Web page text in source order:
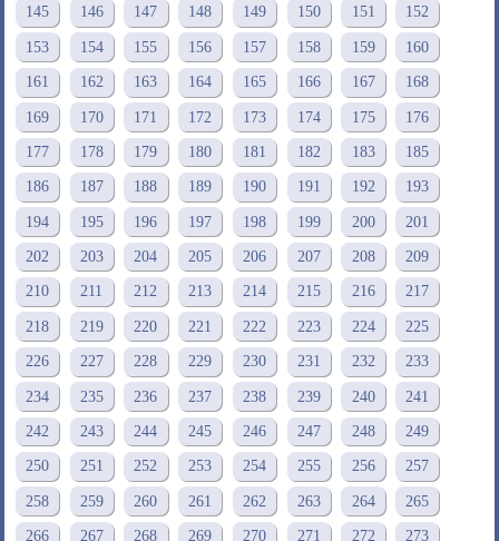
145 146 147 148 149 150 151 152
153 154 155 156 157 158 159 160
161 162 163 164 165 166 167 168
169 170 171 172 173 174 175 176
177 178 179 180 181 182 183 185
186 187 188 189 190 191 192 193
194 195 196 197 198 199 200 201
202 203 204 205 206 207 208 209
210 211 212 213 214 215 216 217
218 219 220 221 222 223 224 225
226 227 228 229 230 231 232 233
234 235 236 237 238 239 240 241
242 243 244 245 246 247 248 249
250 251 252 253 254 255 256 257
258 259 260 261 262 263 264 265
266 267 268 269 270 271 272 273